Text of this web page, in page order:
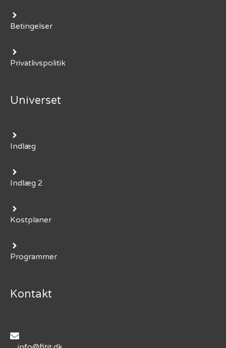
Betingelser
Privatlivspolitik
Universet
Indlæg
Indlæg 2
Kostplaner
Programmer
Kontakt